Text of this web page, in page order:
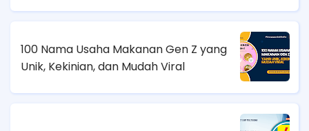
100 Nama Usaha Makanan Gen Z yang
Unik, Kekinian, dan Mudah Viral